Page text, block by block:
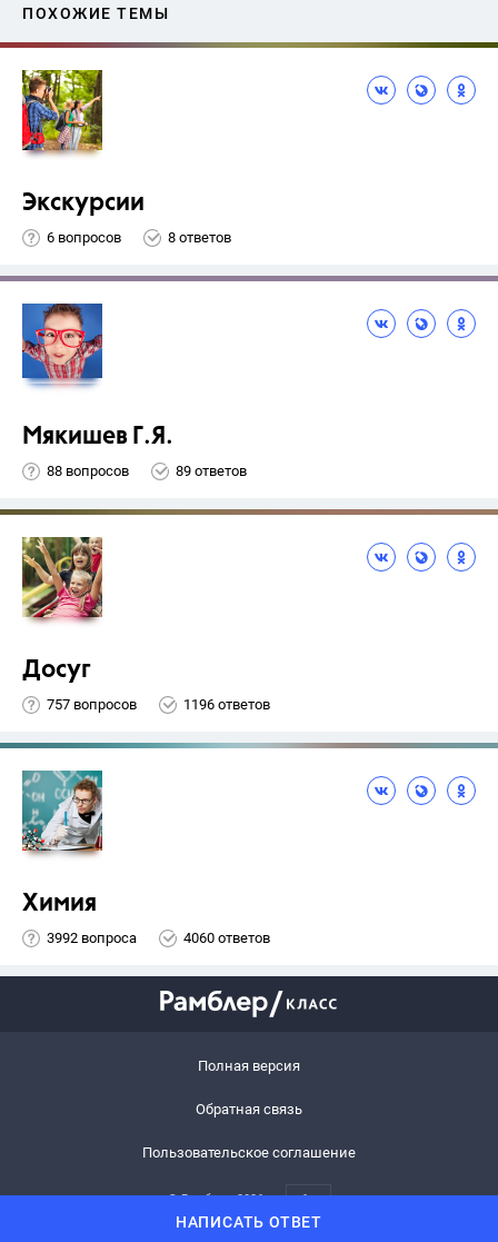
НАПИСАТЬ ОТВЕТ
ПОХОЖИЕ ТЕМЫ
Экскурсии
6 вопросов 8 ответов
Мякишев Г.Я.
88 вопросов 89 ответов
Досуг
757 вопросов 1196 ответов
Химия
3992 вопроса 4060 ответов
Полная версия
Обратная связь
Пользовательское соглашение
© Рамблер,2026 6+